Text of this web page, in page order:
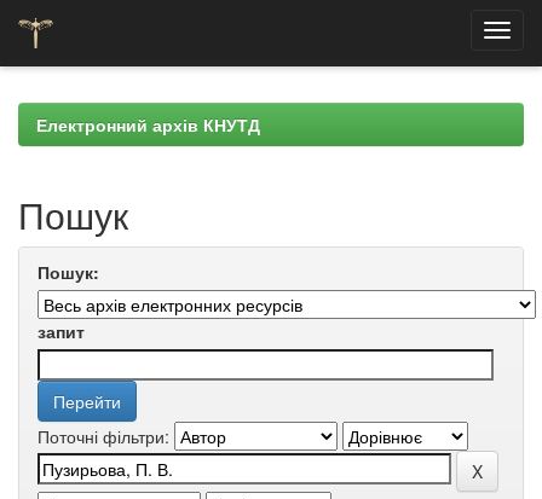
navigationЕлектронний архів КНУТД
Пошук
Пошук:
запит
Поточні фільтри: